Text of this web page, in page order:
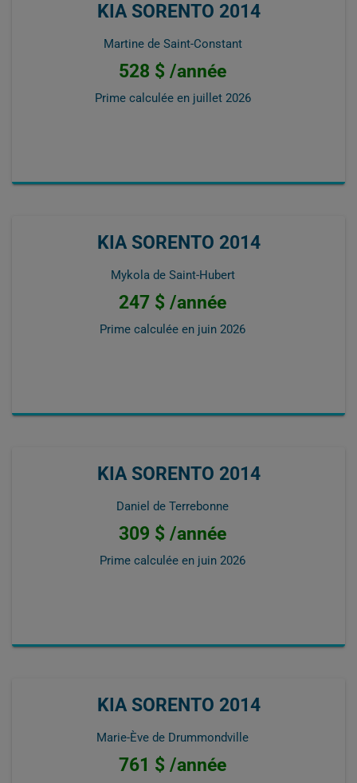
KIA SORENTO 2014
Martine de Saint-Constant
528 $ /année
Prime calculée en juillet 2026
KIA SORENTO 2014
Mykola de Saint-Hubert
247 $ /année
Prime calculée en juin 2026
KIA SORENTO 2014
Daniel de Terrebonne
309 $ /année
Prime calculée en juin 2026
KIA SORENTO 2014
Marie-Ève de Drummondville
761 $ /année